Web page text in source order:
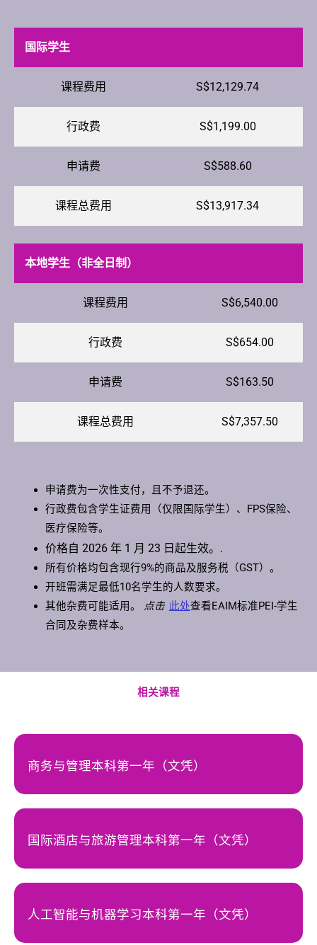
国际学生
课程费用 S$12,129.74
行政费 S$1,199.00
申请费 S$588.60
课程总费用 S$13,917.34
本地学生（非全日制）
课程费用 S$6,540.00
行政费 S$654.00
申请费 S$163.50
课程总费用 S$7,357.50
申请费为一次性支付，且不予退还。
行政费包含学生证费用（仅限国际学生）、FPS保险、
医疗保险等。
价格自 2026 年 1 月 23 日起生效。.
所有价格均包含现行9%的商品及服务税（GST）。
开班需满足最低10名学生的人数要求。
其他杂费可能适用。 点击 此处查看EAIM标准PEI-学生
合同及杂费样本。
相关课程
商务与管理本科第一年（文凭）
国际酒店与旅游管理本科第一年（文凭）
人工智能与机器学习本科第一年（文凭）